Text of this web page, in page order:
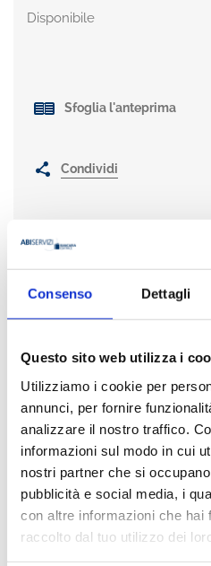
Consenso Dettagli
Questo sito web utilizza i
Utilizziamo i cookie per
annunci, per fornire
analizzare il nostro traffico.
informazioni sul modo in cui
nostri partner che si
pubblicità e social media, i
con altre informazioni che hai
raccolto dal tuo utilizzo dei
Disponibile
Sfoglia l'anteprima
Condividi
Presentazione
accademici ed esperti del
propone le testimonianze
del settore;
ospita in esclusiva i risultati di
analizza le strategie di
pubblica i contenuti più
eventi promossi da ABI con
finanziaria e clientela retail.
Dal 2023 MK si è rinnovata con
digitale– una scelta di